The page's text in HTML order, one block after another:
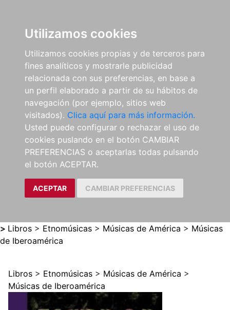
Utilizamos cookies
Utilizamos cookies propias y de terceros para
fines analíticos y mostrarle publicidad
relacionada con sus preferencias, en base a
un perfil elaborado a partir de su hábitos de
navegación (por ejemplo, sitios web
visitados). Clica aquí para más información.
Usted puede configurar o rechazar el uso de
cookies puslando en el botón CAMBIAR
PREFERENCIAS o aceptarlas todas pulsando
el botón ACEPTAR.
ACEPTAR CAMBIAR PREFERENCIAS
> Libros > Etnomúsicas > Músicas de América > Músicas
de Iberoamérica
Libros > Etnomúsicas > Músicas de América >
Músicas de Iberoamérica